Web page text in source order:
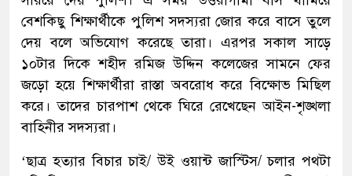
বেশকিছু শিক্ষার্থীকে পুলিশ সদস্যরা জোর করে বাসে তুলে
দেয় বলে অভিযোগ করেছে তারা। এরপর সকাল সাড়ে
১০টার দিকে শহীদ রমিজ উদ্দিন কলেজের সামনে ফের
জড়ো হয়ে শিক্ষার্থীরা রাস্তা অবরোধ করে বিক্ষোভ মিছিল
করে। তাদের চারপাশ থেকে ঘিরে রেখেছেন আইন-শৃঙ্খলা
বাহিনীর সদস্যরা।
‘ছাত্র হত্যার বিচার চাই/ উই ওয়ান্ট জাস্টিস/ চলার পথটা